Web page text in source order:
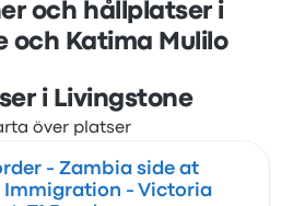
och hållplatser i
och Katima Mulilo
i Livingstone
- Zambia side at
Immigration - Victoria